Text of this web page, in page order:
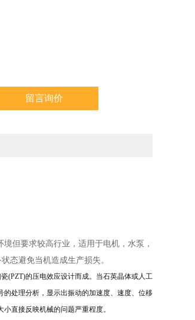
留言询价
但要求较高行业，适用于电机，水泵，
态避免当机造成生产损失。
(PZT)的压电效应设计而成。当石英晶体或人工
处理分析，显示出振动的加速度、速度、位移
直接反映机械的问题严重程度。